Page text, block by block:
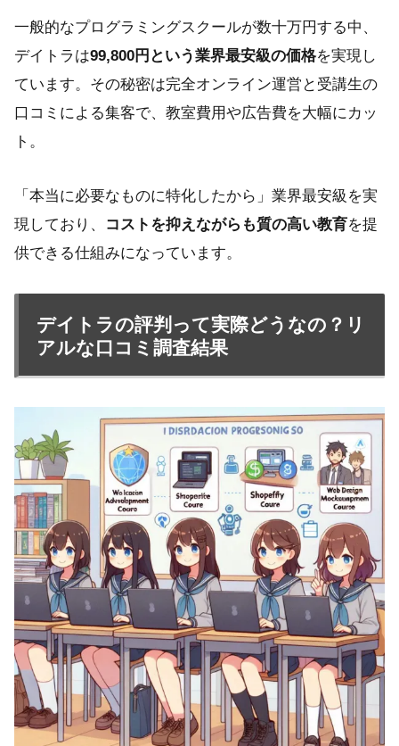
一般的なプログラミングスクールが数十万円する中、
デイトラは99,800円という業界最安級の価格を実現し
ています。その秘密は完全オンライン運営と受講生の
口コミによる集客で、教室費用や広告費を大幅にカッ
ト。
「本当に必要なものに特化したから」業界最安級を実
現しており、
コストを抑えながらも質の高い教育を提
供できる仕組みになっています。
デイトラの評判って実際どうなの？リ
アルな口コミ調査結果